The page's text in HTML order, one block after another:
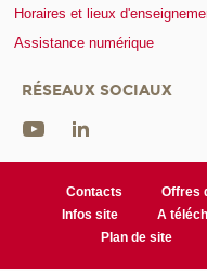
Horaires et lieux
Assistance numérique
RÉSEAUX SOCIAUX
Contacts Offres
Infos site
A
Plan de site